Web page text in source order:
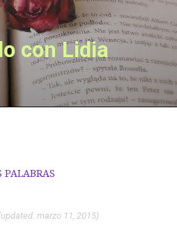
con Lidia
PALABRAS
marzo 11, 2015)